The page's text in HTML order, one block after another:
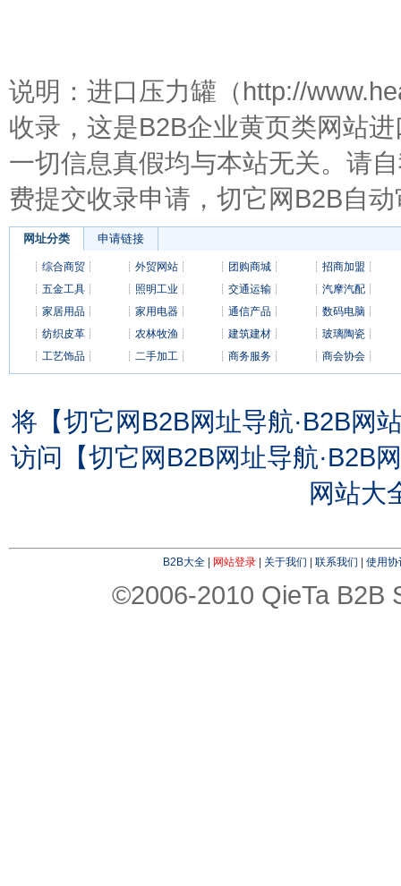
说明：进口压力罐（http://
收录，这是B2B企业黄页类网站
一切信息真假均与本站无关。请
费提交收录申请，切它网B2B自
网址分类 申请链接
┊ 综合商贸 ┊ ┊ 外贸网站 ┊ ┊ 团购商城 ┊ ┊ 招商加盟 ┊
┊ 五金工具 ┊ ┊ 照明工业 ┊ ┊ 交通运输 ┊ ┊ 汽摩汽配┊
┊ 家居用品 ┊ ┊ 家用电器 ┊ ┊ 通信产品 ┊ ┊ 数码电脑 ┊
┊ 纺织皮革 ┊ ┊ 农林牧渔 ┊ ┊ 建筑建材 ┊ ┊ 玻璃陶瓷┊
┊ 工艺饰品 ┊ ┊ 二手加工 ┊ ┊ 商务服务 ┊ ┊ 商会协会┊
将【切它网B2B网址导航·B2B网
访问【切它网B2B网址导航·B2B
网站大
B2B大全| 网站登录| 关于我们 联系我们 使用协
©2006-2010 QieTa B2B